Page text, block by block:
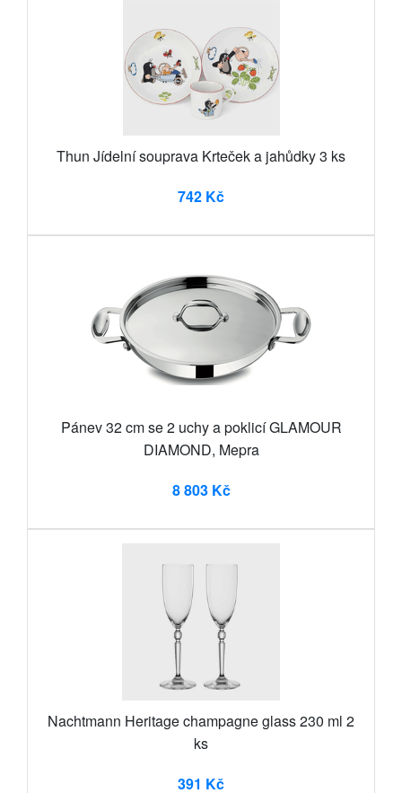
Thun Jídelní souprava Krteček a jahůdky 3 ks
742 Kč
Pánev 32 cm se 2 uchy a poklicí GLAMOUR
DIAMOND, Mepra
8 803 Kč
Nachtmann Heritage champagne glass 230 ml 2
ks
391 Kč